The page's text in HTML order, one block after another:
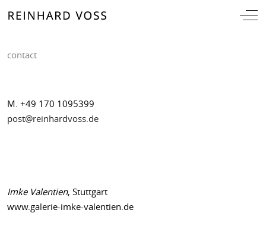
Off-
contact
M. +49 170 1095399
post@reinhardvoss.de
Imke Valentien, Stuttgart
www.galerie-imke-valentien.de